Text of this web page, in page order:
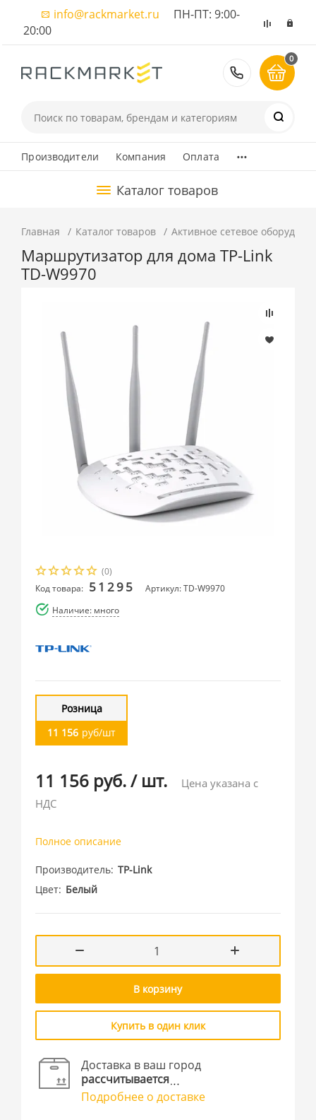
info@rackmarket.ru ПН-ПТ: 9:00-
20:00
8 (495)
0
Производители Компания Оплата ...
Каталог товаров
Главная Каталог товаров Активное сетевое
Маршрутизатор для дома TP-Link
TD-W9970
(0)
Код товара: 51295
Артикул: TD-W9970
Наличие: много
Розница
11 156 руб/шт
11 156 руб./ шт.
Цена указана с
НДС
Полное описание
Производитель TP-Link
Цвет Белый
В корзину
Купить в один клик
Доставка в ваш город
рассчитывается
Подробнее о доставке